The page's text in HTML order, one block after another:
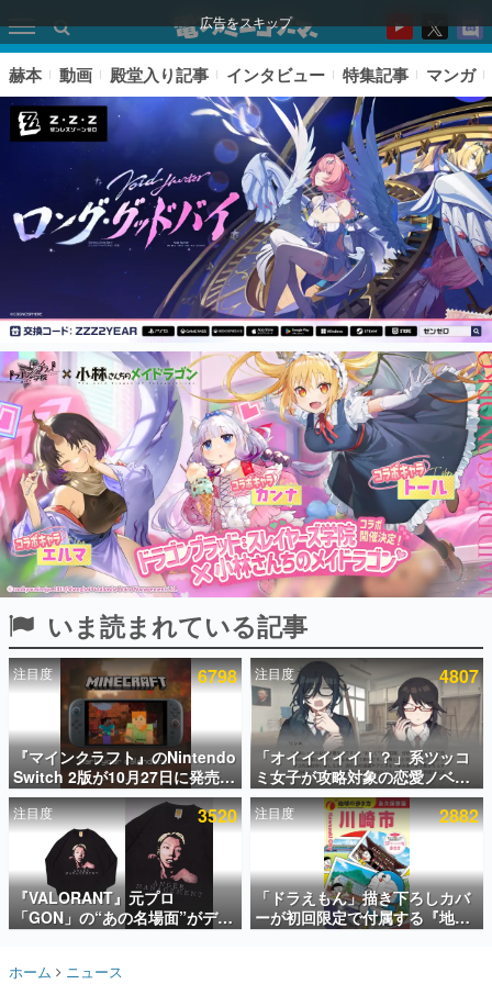
広告をスキップ
ピックアップ
電ファミのいま読まれている記事ランキング
アプリセール情報
インタビュー
連載・特集一覧
殿堂入り記事
SNS拡散数が数千以上！ ページビュー数万以上！ などな
ど。多くの人々に読まれた、電ファミ渾身の“殿堂入り”記
事をまとめました。
ゲームの企画書
名作ゲームクリエイターの方々に製作時のエピソードをお
聞きし、ヒットする企画（ゲーム）とは何か？を探ってい
きます。
赫本
この物語を解いてはいけない。『赫本』は、〈試験問題〉
の形をした短編ホラー小説集です。
新世代に訊く
これからのデジタルゲーム市場を担う若きクリエイター達
の姿を追い、彼らのルーツと情熱を探っていきます。
赫本 動画 殿堂入り記事 インタビュー 特集記事 マンガ
いま読まれている記事
注目度 6798
『マインクラフト』のNintendo
Switch 2版が10月27日に発売決
定。描画設定はデフォルトで
「バイブラントビジュアルズ」
となり、より豊かなグラフィッ
ク表現に
注目度 4807
「オイイイイイ！？」系ツッコ
ミ女子が攻略対象の恋愛ノベル
ゲーム『美術部カノジョ』
Steamストアページが公開。
「お前らーそろそろ自重しろ
ー？＾＾」暗黒微笑の夢女子
や、萌え声不思議ちゃん女子と
青春を謳歌
注目度 3520
『VALORANT』元プロ
「GON」の“あの名場面”がデザ
インされた新作グッズが本日8月
ツやコインケース、アクキーな
注目度 2882
「ドラえもん」描き下ろしカバ
ーが初回限定で付属する『地球
の歩き方 川崎市』が8月6日に発
ホーム ニュース